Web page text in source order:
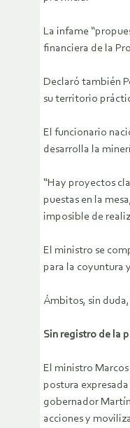
La infame
financiera de la
Declaró también
su territorio
El funcionario
desarrolla la
“Hay proyectos
puestas en la
imposible de
El ministro se
para la coyuntura
Ámbitos, sin
Sin registro de la
El ministro
postura
gobernador
acciones y